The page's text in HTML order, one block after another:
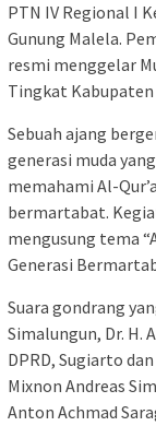
PTN IV Regional I
Gunung Malela.
resmi menggelar
Tingkat Kabupaten
Sebuah ajang
generasi muda
memahami Al-
bermartabat.
mengusung tema
Generasi
Suara gondrang
Simalungun, Dr. H.
DPRD, Sugiarto
Mixnon Andreas
Anton Achmad